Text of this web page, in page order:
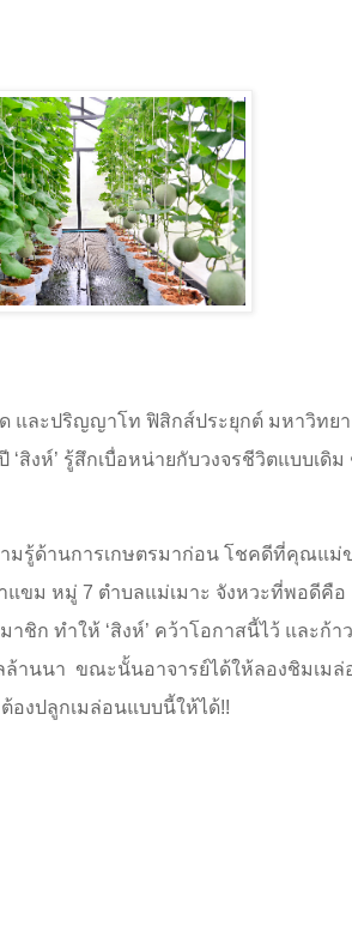
และปริญญาโท ฟิสิกส์ประยุกต์ มหาวิทย
‘สิงห์’ รู้สึกเบื่อหน่ายกับวงจรชีวิตแบบเดิม
มรู้ด้านการเกษตรมาก่อน โชคดีที่คุณแม่
ขม หมู่ 7 ตำบลแม่เมาะ จังหวะที่พอดีคือ
าชิก ทำให้ ‘สิงห์’ คว้าโอกาสนี้ไว้ และก้า
ล้านนา ขณะนั้นอาจารย์ได้ให้ลองชิมเมล่
องปลูกเมล่อนแบบนี้ให้ได้!!